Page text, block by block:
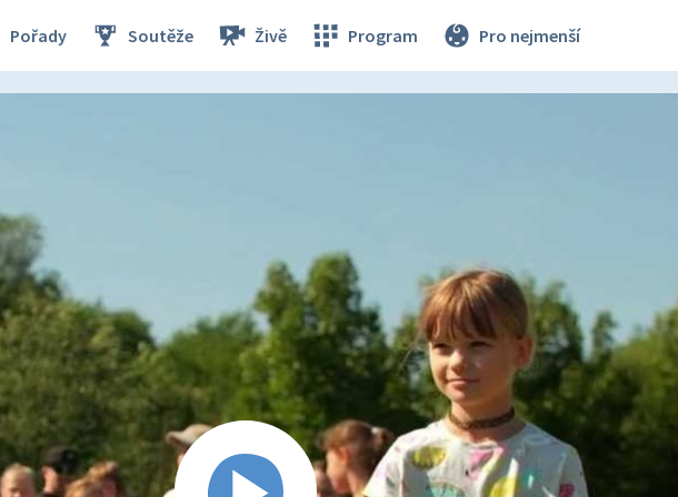
Pořady Soutěže Živě Program Pro nejmenší